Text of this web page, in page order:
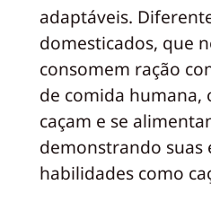
adaptáveis.
domesticados, que
consomem ração
de comida humana,
caçam e se
demonstrando
habilidades como